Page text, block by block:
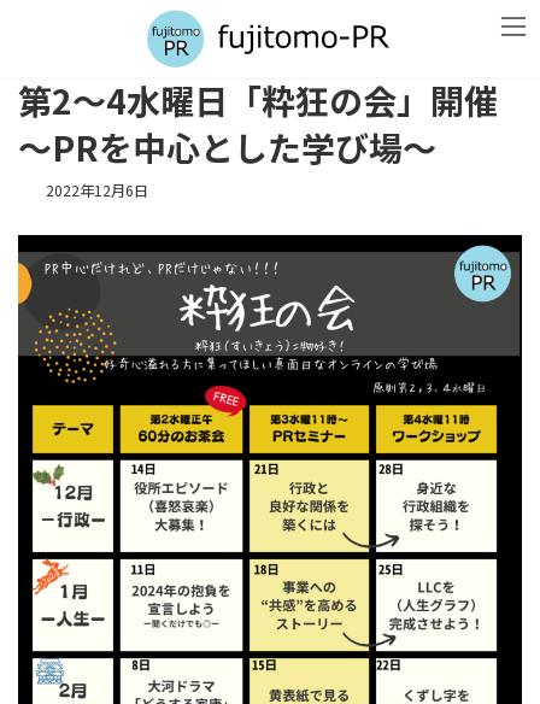
第2～4水曜日「粋狂の会」開催
～PRを中心とした学び場～
2022年12月6日